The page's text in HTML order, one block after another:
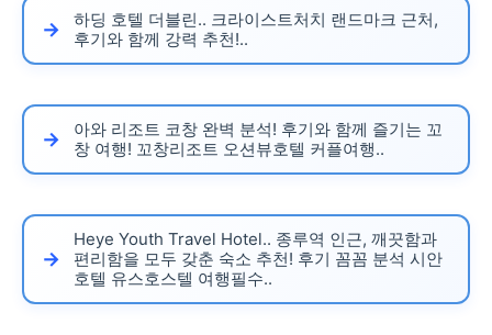
하딩 호텔 더블린.. 크라이스트처치 랜드마크 근처,
후기와 함께 강력 추천!..
아와 리조트 코창 완벽 분석! 후기와 함께 즐기는 꼬
창 여행! 꼬창리조트 오션뷰호텔 커플여행..
Heye Youth Travel Hotel.. 종루역 인근, 깨끗함과
편리함을 모두 갖춘 숙소 추천! 후기 꼼꼼 분석 시안
호텔 유스호스텔 여행필수..